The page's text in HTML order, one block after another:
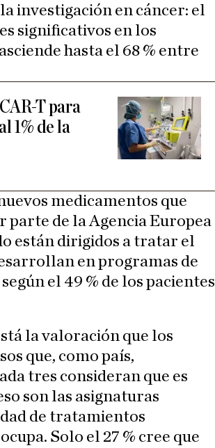
investigación en cáncer: el
significativos en los
hasta el 68 % entre
T para
1% de la
medicamentos que
de la Agencia Europea
están dirigidos a tratar el
en programas de
el 49 % de los pacientes
la valoración que los
que, como país,
tres consideran que es
son las asignaturas
de tratamientos
Solo el 27 % cree que